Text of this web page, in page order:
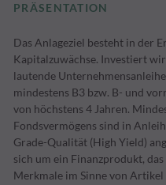
PRÄSENTATION
Das Anlageziel besteht in der
Kapitalzuwächse. Investiert
lautende
mindestens B3 bzw. B- und
von höchstens 4 Jahren.
Fondsvermögens sind in
Grade-Qualität (High Yield)
sich um ein Finanzprodukt,
Merkmale im Sinne von